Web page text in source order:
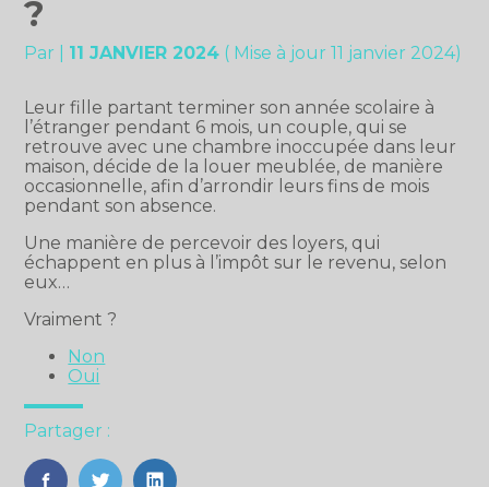
?
Par 11 JANVIER 2024 ( Mise à jour 11 janvier 2024)
Leur fille partant terminer son année scolaire à
l’étranger pendant 6 mois, un couple, qui se
retrouve avec une chambre inoccupée dans leur
maison, décide de la louer meublée, de manière
occasionnelle, afin d’arrondir leurs fins de mois
pendant son absence.
Une manière de percevoir des loyers, qui
échappent en plus à l’impôt sur le revenu, selon
eux…
Vraiment ?
Non
Oui
Partager :